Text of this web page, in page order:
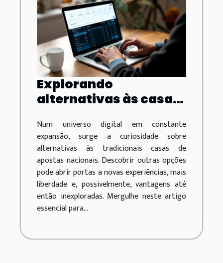
Explorando
alternativas às casas
liberdade e
vantagens?
Num universo digital em constante
expansão, surge a curiosidade sobre
alternativas às tradicionais casas de
apostas nacionais. Descobrir outras opções
pode abrir portas a novas experiências, mais
liberdade e, possivelmente, vantagens até
então inexploradas. Mergulhe neste artigo
essencial para...